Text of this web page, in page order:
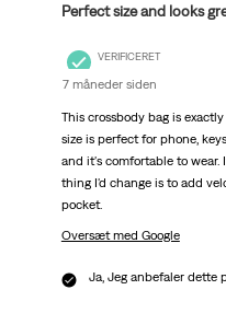
Perfect size and looks
VERIFICERET
7 måneder siden
This crossbody bag is
size is perfect for phone,
and it's comfortable to wear.
thing I'd change is to add
pocket.
Oversæt med Google
Ja, Jeg anbefaler dette